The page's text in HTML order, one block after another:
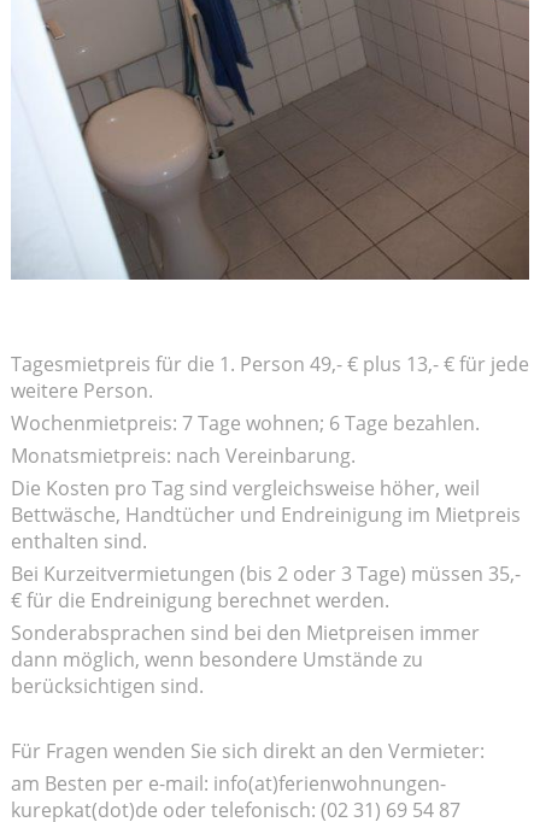
Tagesmietpreis für die 1. Person 49,- € plus 13,- € für jede
weitere Person.
Wochenmietpreis: 7 Tage wohnen; 6 Tage bezahlen.
Monatsmietpreis: nach Vereinbarung.
Die Kosten pro Tag sind vergleichsweise höher, weil
Bettwäsche, Handtücher und Endreinigung im Mietpreis
enthalten sind.
Bei Kurzeitvermietungen (bis 2 oder 3 Tage) müssen 35,-
€ für die Endreinigung berechnet werden.
Sonderabsprachen sind bei den Mietpreisen immer
dann möglich, wenn besondere Umstände zu
berücksichtigen sind.
Für Fragen wenden Sie sich direkt an den Vermieter:
am Besten per e-mail: info(at)ferienwohnungen-
kurepkat(dot)de oder telefonisch: (02 31) 69 54 87